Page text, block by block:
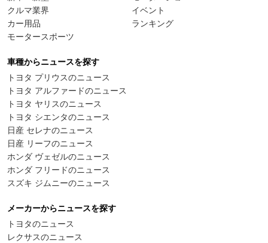
クルマ業界
カー用品
モータースポーツ
イベント
ランキング
車種からニュースを探す
トヨタ プリウスのニュース
トヨタ アルファードのニュース
トヨタ ヤリスのニュース
トヨタ シエンタのニュース
日産 セレナのニュース
日産 リーフのニュース
ホンダ ヴェゼルのニュース
ホンダ フリードのニュース
スズキ ジムニーのニュース
メーカーからニュースを探す
トヨタのニュース
レクサスのニュース